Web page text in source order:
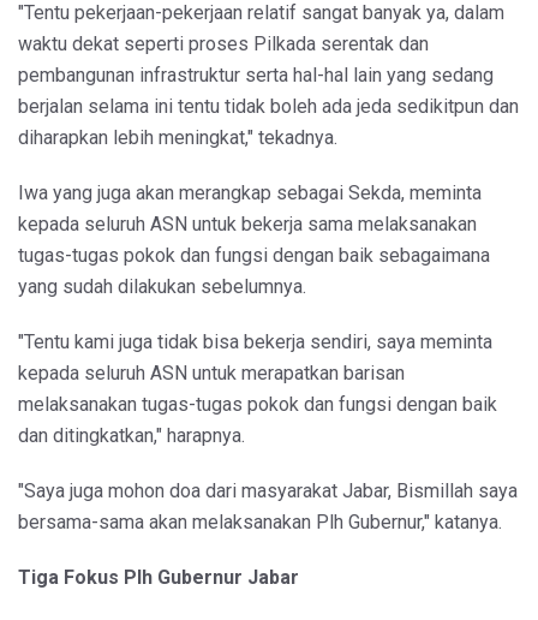
"Tentu pekerjaan-pekerjaan relatif sangat banyak ya, dalam
waktu dekat seperti proses Pilkada serentak dan
pembangunan infrastruktur serta hal-hal lain yang sedang
berjalan selama ini tentu tidak boleh ada jeda sedikitpun dan
diharapkan lebih meningkat," tekadnya.
Iwa yang juga akan merangkap sebagai Sekda, meminta
kepada seluruh ASN untuk bekerja sama melaksanakan
tugas-tugas pokok dan fungsi dengan baik sebagaimana
yang sudah dilakukan sebelumnya.
"Tentu kami juga tidak bisa bekerja sendiri, saya meminta
kepada seluruh ASN untuk merapatkan barisan
melaksanakan tugas-tugas pokok dan fungsi dengan baik
dan ditingkatkan," harapnya.
"Saya juga mohon doa dari masyarakat Jabar, Bismillah saya
bersama-sama akan melaksanakan Plh Gubernur," katanya.
Tiga Fokus Plh Gubernur Jabar